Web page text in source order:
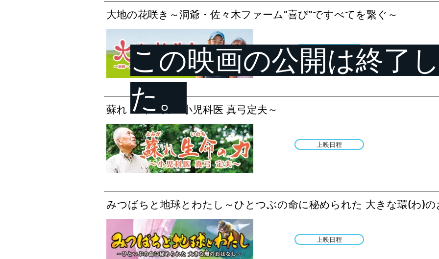
大地の花咲き～洞爺・佐々木ファーム"喜び"ですべてを繋ぐ～
公開終了
蘇れ 生命の力～小児科医 真弓定夫～
上映日程
みつばちと地球とわたし～ひとつぶの命に秘められた 大きな環(わ)の
上映日程
この映画の公開は終了
た。